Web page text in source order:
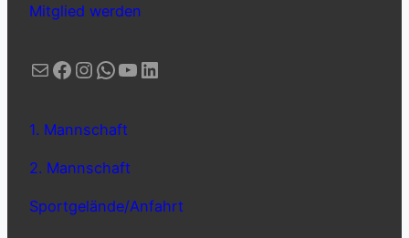
Mitglied werden
E-Mail Facebook Instagram WhatsApp YouTube LinkedIn
1. Mannschaft
2. Mannschaft
Sportgelände/Anfahrt